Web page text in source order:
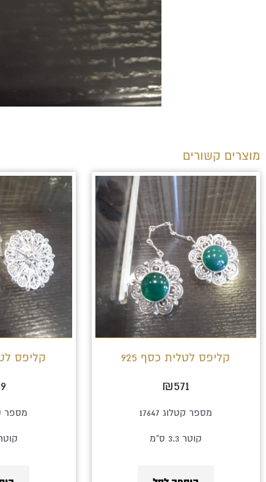
מוצרים קשורים
קליפס לטלית כסף 925
₪571
מספר קטלוג 17647
קוטר 3.3 ס"מ
קליפס
מספר
קוטר 3.5